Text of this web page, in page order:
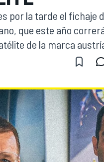
E
por la tarde el fichaje
que este año
de la marca